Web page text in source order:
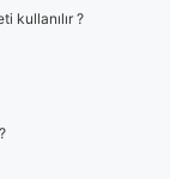
kullanılır ?